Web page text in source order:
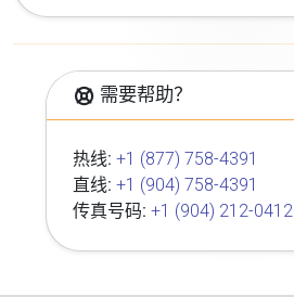
需要帮助？
热线: +1 (877) 758-4391
直线: +1 (904) 758-4391
传真号码: +1 (904) 212-0412